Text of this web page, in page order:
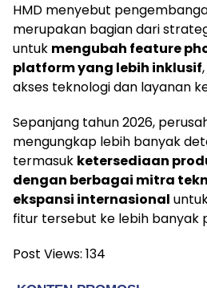
HMD menyebut
merupakan bagian dari
untuk mengubah feature
platform yang lebih inklusif
akses teknologi dan layanan
Sepanjang tahun 2026,
mengungkap lebih banyak
termasuk ketersediaan
dengan berbagai mitra
ekspansi internasional
fitur tersebut ke lebih banyak
Post Views: 134